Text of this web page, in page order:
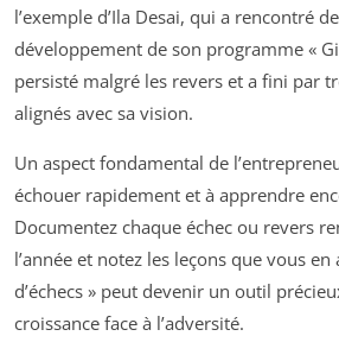
l’exemple d’Ila Desai, qui a rencontré
développement de son programme «
persisté malgré les revers et a fini par
alignés avec sa vision.
Un aspect fondamental de
échouer rapidement et à apprendre
Documentez chaque échec ou revers
l’année et notez les leçons que vous en
d’échecs » peut devenir un outil
croissance face à l’adversité.